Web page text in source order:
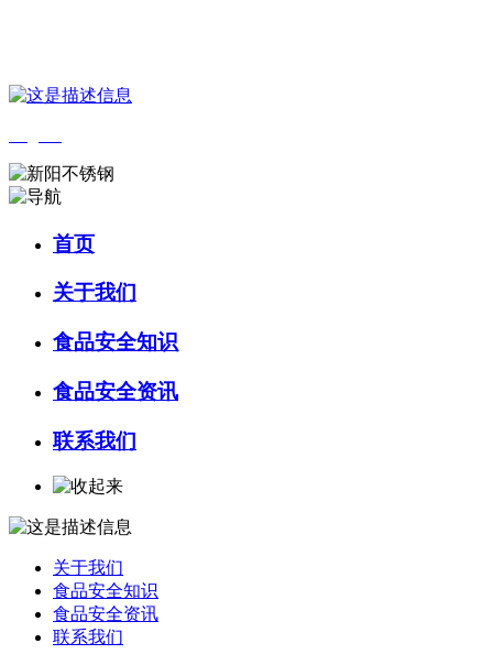
首页
关于我们
食品安全知识
食品安全资讯
联系我们
关于我们
食品安全知识
食品安全资讯
联系我们